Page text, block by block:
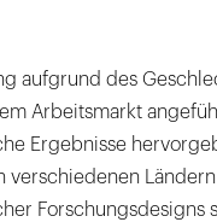
aufgrund des
Arbeitsmarkt
Ergebnisse
verschiedenen
Forschungsdesigns